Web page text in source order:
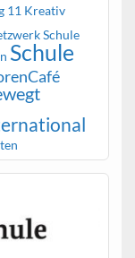
11 Kreativ
Schule
Schule